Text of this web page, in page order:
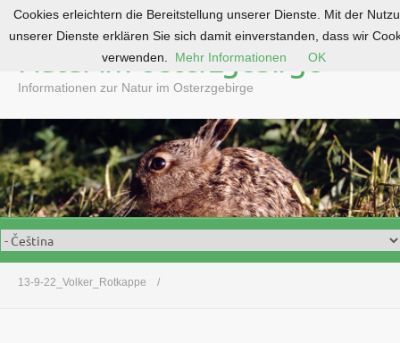
o
c
o
n
t
e
n
Natur im Osterzgebirge
Informationen zur Natur im Osterzgebirge
13-9-22_Volker_Rotkappe
Cookies erleichtern die Bereitstellung unserer Dienste. Mit der
unserer Dienste erklären Sie sich damit einverstanden, dass wir
verwenden.
Mehr Informationen OK